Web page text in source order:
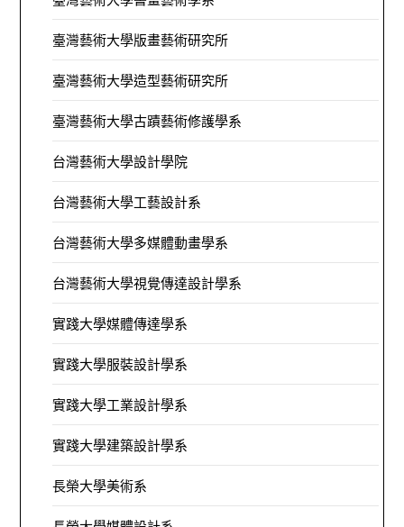
臺灣藝術大學版畫藝術研究所
臺灣藝術大學造型藝術研究所
臺灣藝術大學古蹟藝術修護學系
台灣藝術大學設計學院
台灣藝術大學工藝設計系
台灣藝術大學多媒體動畫學系
台灣藝術大學視覺傳達設計學系
實踐大學媒體傳達學系
實踐大學服裝設計學系
實踐大學工業設計學系
實踐大學建築設計學系
長榮大學美術系